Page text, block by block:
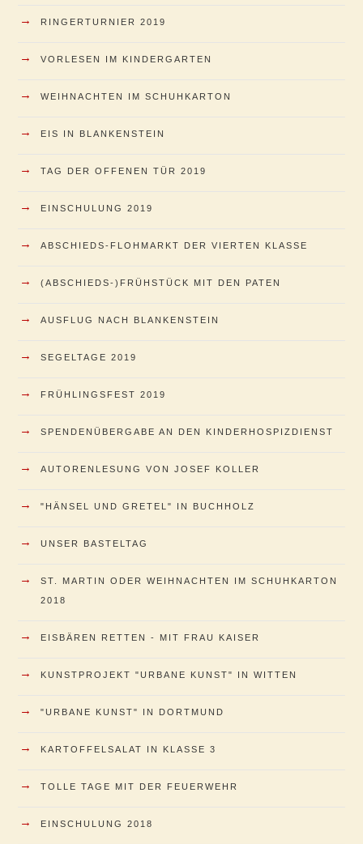
→ RINGERTURNIER 2019
→ VORLESEN IM KINDERGARTEN
→ WEIHNACHTEN IM SCHUHKARTON
→ EIS IN BLANKENSTEIN
→ TAG DER OFFENEN TÜR 2019
→ EINSCHULUNG 2019
→ ABSCHIEDS-FLOHMARKT DER VIERTEN KLASSE
→ (ABSCHIEDS-)FRÜHSTÜCK MIT DEN PATEN
→ AUSFLUG NACH BLANKENSTEIN
→ SEGELTAGE 2019
→ FRÜHLINGSFEST 2019
→ SPENDENÜBERGABE AN DEN KINDERHOSPIZDIENST
→ AUTORENLESUNG VON JOSEF KOLLER
→ "HÄNSEL UND GRETEL" IN BUCHHOLZ
→ UNSER BASTELTAG
→
ST. MARTIN ODER WEIHNACHTEN IM SCHUHKARTON
2018
→ EISBÄREN RETTEN - MIT FRAU KAISER
→ KUNSTPROJEKT "URBANE KUNST" IN WITTEN
→ "URBANE KUNST" IN DORTMUND
→ KARTOFFELSALAT IN KLASSE 3
→ TOLLE TAGE MIT DER FEUERWEHR
→ EINSCHULUNG 2018